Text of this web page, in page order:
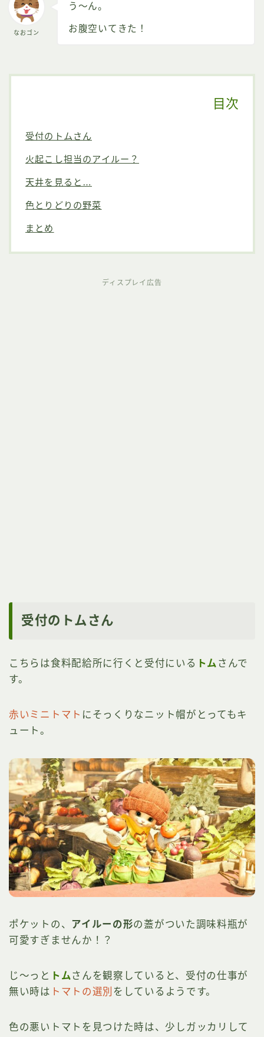
なおゴン
う～ん。
お腹空いてきた！
目次
受付のトムさん
火起こし担当のアイルー？
天井を見ると…
色とりどりの野菜
まとめ
ディスプレイ広告
受付のトムさん
こちらは食料配給所に行くと受付にいる トム さんで
す。
赤いミニトマト にそっくりなニット帽がとってもキ
ュート。
ポケットの、 アイルーの形の蓋がついた調味料瓶が
可愛すぎませんか！？
じ～っと トム さんを観察していると、受付の仕事が
無い時は トマトの選別 をしているようです。
色の悪いトマトを見つけた時は、少しガッカリして